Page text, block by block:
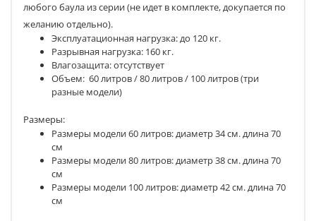
любого баула из серии (не идет в комплекте, докупается по
желанию отдельно).
Эксплуатационная нагрузка: до 120 кг.
Разрывная нагрузка: 160 кг.
Влагозащита: отсутствует
Объем: 60 литров / 80 литров / 100 литров (три
разные модели)
Размеры:
Размеры модели 60 литров: диаметр 34 см. длина 70
см
Размеры модели 80 литров: диаметр 38 см. длина 70
см
Размеры модели 100 литров: диаметр 42 см. длина 70
см